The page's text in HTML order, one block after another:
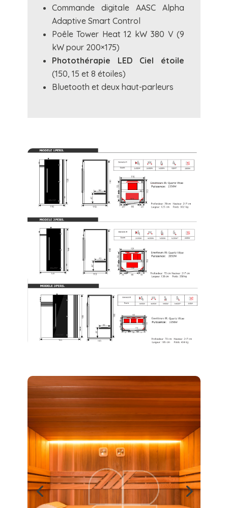
Commande digitale AASC Alpha
Adaptive Smart Control
Poêle Tower Heat 12 kW 380 V (9
kW pour 200×175)
Photothérapie LED Ciel étoile
(150, 15 et 8 étoiles)
Bluetooth et deux haut-parleurs